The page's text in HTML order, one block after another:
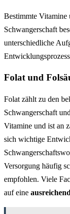
Bestimmte Vitamine
Schwangerschaft
unterschiedliche
Folat und
Folat zählt zu den
Schwangerschaft
Vitamine und ist an
sich wichtige
Versorgung häufig
empfohlen. Viele
auf eine